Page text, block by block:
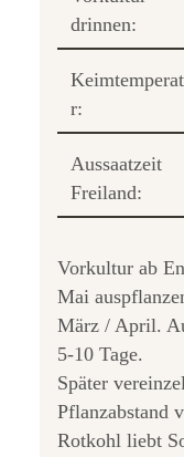
drinnen:
r:
Aussaatzeit
Freiland:
Vorkultur ab
Mai
März / April.
5-10 Tage.
Später
Pflanzabstand
Rotkohl liebt